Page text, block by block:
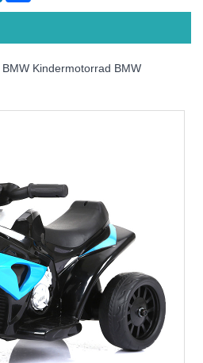
Kindermotorrad BMW